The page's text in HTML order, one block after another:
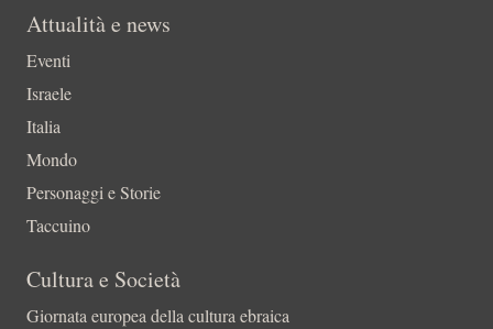
Attualità e news
Eventi
Israele
Italia
Mondo
Personaggi e Storie
Taccuino
Cultura e Società
Giornata europea della cultura ebraica